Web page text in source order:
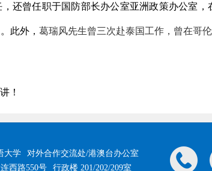
还曾任职于国防部长办公室亚洲政策办公室，
此外， 葛瑞风先生曾三次赴泰国工作，曾在哥伦
！
大学
对外合作交流处/港澳台办公室
西路550号
行政楼 201/202/209室